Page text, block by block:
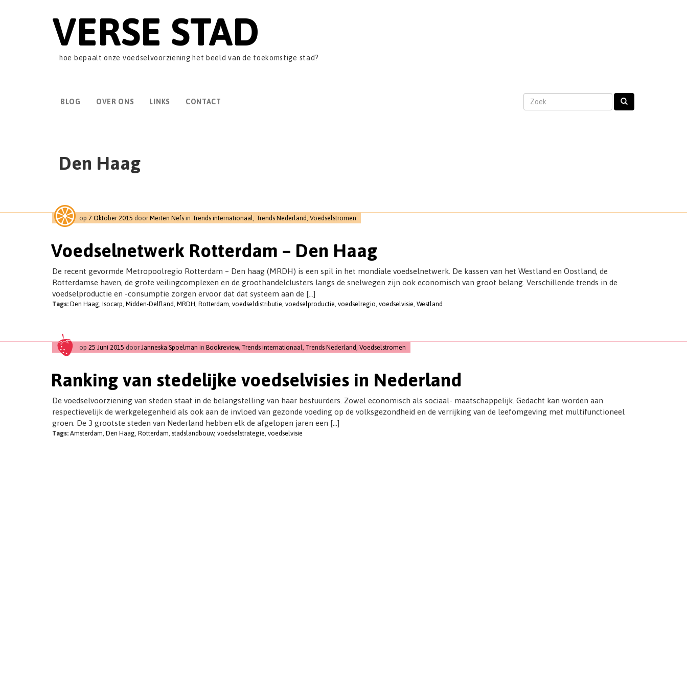
VERSE STAD
hoe bepaalt onze voedselvoorziening het beeld van de toekomstige stad?
BLOG OVER ONS LINKS CONTACT
Den Haag
op 7 Oktober 2015 door Merten Nefs in Trends internationaal Trends Nederland Voedselstromen
Voedselnetwerk Rotterdam – Den Haag
De recent gevormde Metropoolregio Rotterdam – Den haag (MRDH) is een spil in het mondiale voedselnetwerk. De kassen van het Westland en Oostland, de
Rotterdamse haven, de grote veilingcomplexen en de groothandelclusters langs de snelwegen zijn ook economisch van groot belang. Verschillende trends in de
voedselproductie en -consumptie zorgen ervoor dat dat systeem aan de […]
Tags: Den Haag, Isocarp, Midden-Delfland, MRDH, Rotterdam, voedseldistributie, voedselproductie, voedselregio, voedselvisie, Westland
op 25 Juni 2015 door Janneska Spoelman in Bookreview, Trends internationaal Trends Nederland Voedselstromen
Ranking van stedelijke voedselvisies in Nederland
De voedselvoorziening van steden staat in de belangstelling van haar bestuurders. Zowel economisch als sociaal- maatschappelijk. Gedacht kan worden aan
respectievelijk de werkgelegenheid als ook aan de invloed van gezonde voeding op de volksgezondheid en de verrijking van de leefomgeving met multifunctioneel
groen. De 3 grootste steden van Nederland hebben elk de afgelopen jaren een […]
Tags: Amsterdam, Den Haag, Rotterdam, stadslandbouw, voedselstrategie, voedselvisie